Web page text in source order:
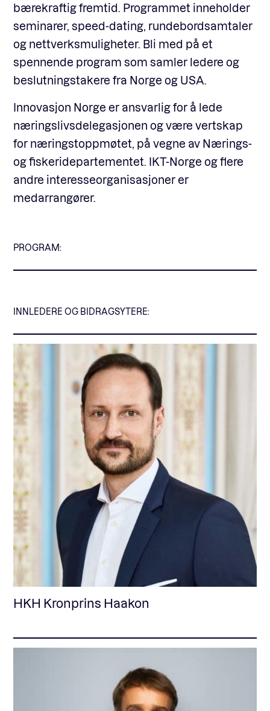
bærekraftig fremtid. Programmet inneholder
seminarer, speed-dating, rundebordsamtaler
og nettverksmuligheter. Bli med på et
spennende program som samler ledere og
beslutningstakere fra Norge og USA.
Innovasjon Norge er ansvarlig for å lede
næringslivsdelegasjonen og være vertskap
for næringstoppmøtet, på vegne av Nærings-
og fiskeridepartementet. IKT-Norge og flere
andre interesseorganisasjoner er
medarrangører.
PROGRAM:
INNLEDERE OG BIDRAGSYTERE:
HKH Kronprins Haakon